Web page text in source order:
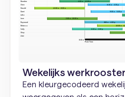
Wekelijks
Een kleurgecodeerd